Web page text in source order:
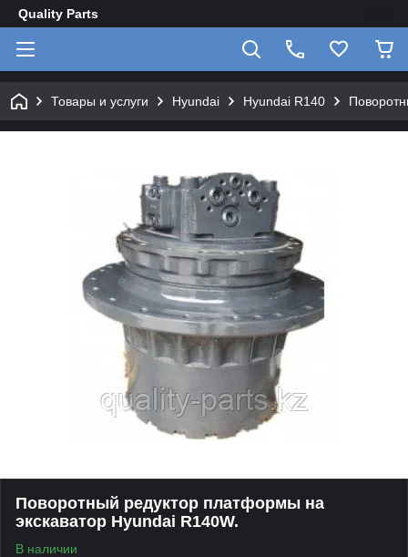
Quality Parts
Товары и услуги Hyundai Hyundai R140
Поворотный редуктор платформы на
экскаватор Hyundai R140W.
В наличии